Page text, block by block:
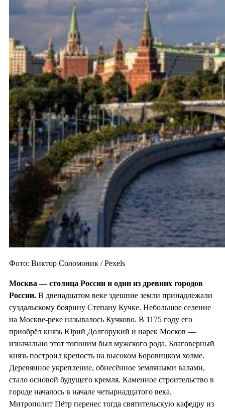
Фото: Виктор Соломоник / Pexels
Москва — столица России и один из древних городов
России. В двенадцатом веке здешние земли принадлежали
суздальскому боярину Степану Кучке. Небольшое селение
на Москве-реке называлось Кучково. В 1175 году его
приобрёл князь Юрий Долгорукий и нарек Москов —
изначально этот топоним был мужского рода. Благоверный
князь построил крепость на высоком Боровицком холме.
Деревянное укрепление, обнесённое земляными валами,
стало основой будущего кремля. Каменное строительство в
городе началось в начале четырнадцатого века.
Митрополит Пётр перенес тогда святительскую кафедру из